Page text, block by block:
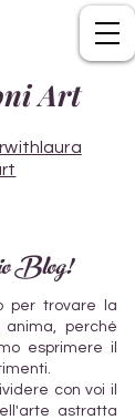
Art
Blog!
per trovare la
perché
esprimere il
con voi il
astratta